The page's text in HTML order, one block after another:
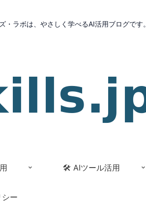
ラボは、やさしく学べるAI活用ブログです。
🛠 AIツール活用
ー